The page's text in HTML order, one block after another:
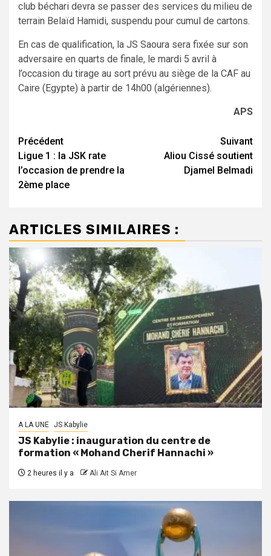
club béchari devra se passer des services du milieu de
terrain Belaïd Hamidi, suspendu pour cumul de cartons.
En cas de qualification, la JS Saoura sera fixée sur son
adversaire en quarts de finale, le mardi 5 avril à
l’occasion du tirage au sort prévu au siège de la CAF au
Caire (Egypte) à partir de 14h00 (algériennes).
APS
Navigation
d’article
Précédent
Ligue 1 : la JSK rate
l’occasion de prendre la
2ème place
Suivant
Aliou Cissé soutient
Djamel Belmadi
ARTICLES SIMILAIRES :
A LA UNE JS Kabylie
JS Kabylie : inauguration du centre de
formation « Mohand Cherif Hannachi »
2 heures il y a Ali Ait Si Amer